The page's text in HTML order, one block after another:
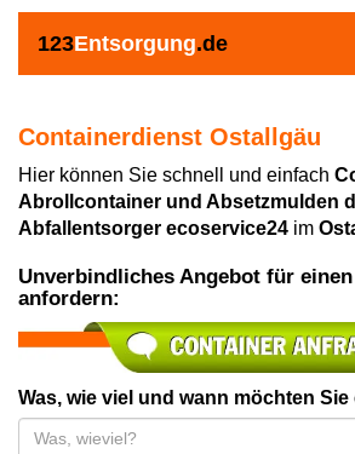
123Entsorgung.de
Containerdienst Ostallgäu
Hier können Sie schnell und einfach
Abrollcontainer und Absetzmulden
Abfallentsorger ecoservice24 im
Unverbindliches Angebot für
anfordern:
Was, wie viel und wann möchten